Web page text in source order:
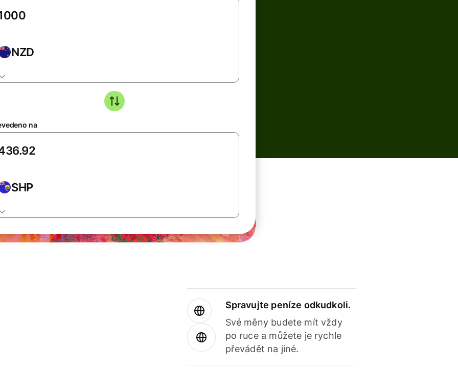
NZD
na
SHP
Spravujte peníze odkudkoli.
Své měny budete mít vždy
po ruce a můžete je rychle
převádět na jiné.